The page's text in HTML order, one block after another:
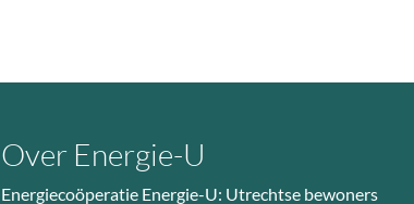
Over Energie-U
Energiecoöperatie Energie-U: Utrechtse bewoners